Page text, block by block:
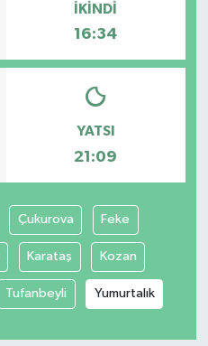
İKINDI
16:34
YATSI
21:09
Çukurova Feke
Karataş Kozan
Tufanbeyli Yumurtalık